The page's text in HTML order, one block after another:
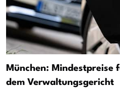
München: Mindestpreise
dem Verwaltungsgericht